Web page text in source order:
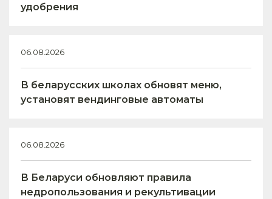
удобрения
06.08.2026
В беларусских школах обновят меню,
установят вендинговые автоматы
06.08.2026
В Беларуси обновляют правила
недропользования и рекультивации